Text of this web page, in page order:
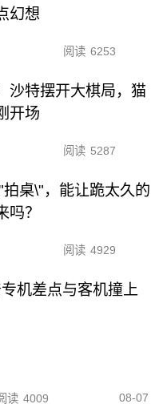
幻想
阅读 6253
沙特摆开大棋局，猫
开场
阅读 5287
桌\"，能让跪太久的
吗？
阅读 4929
机差点与客机撞上
读 4009 08-07